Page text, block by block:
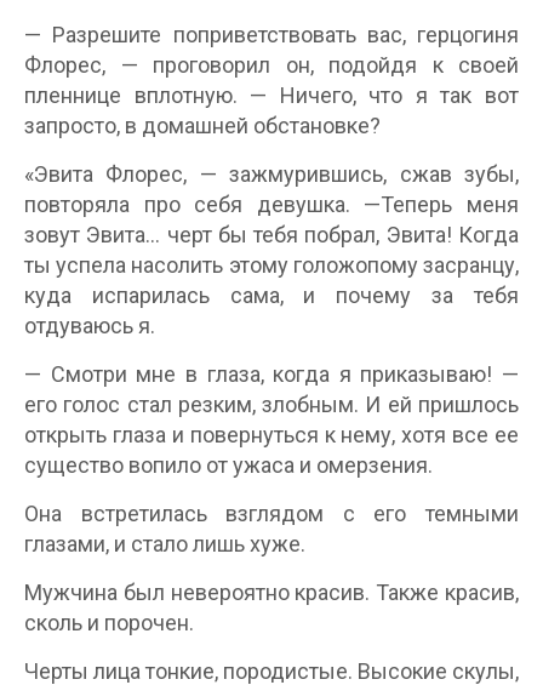
— Разрешите поприветствовать вас, герцогиня
Флорес, — проговорил он, подойдя к своей
пленнице вплотную. — Ничего, что я так вот
запросто, в домашней обстановке?
«Эвита Флорес, — зажмурившись, сжав зубы,
повторяла про себя девушка. —Теперь меня
зовут Эвита... черт бы тебя побрал, Эвита! Когда
ты успела насолить этому голожопому засранцу,
куда испарилась сама, и почему за тебя
отдуваюсь я.
— Смотри мне в глаза, когда я приказываю! —
его голос стал резким, злобным. И ей пришлось
открыть глаза и повернуться к нему, хотя все ее
существо вопило от ужаса и омерзения.
Она встретилась взглядом с его темными
глазами, и стало лишь хуже.
Мужчина был невероятно красив. Также красив,
сколь и порочен.
Черты лица тонкие, породистые. Высокие скулы,